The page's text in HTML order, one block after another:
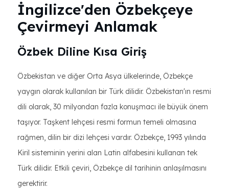
İngilizce'den Özbekçeye
Çevirmeyi Anlamak
Özbek Diline Kısa Giriş
Özbekistan ve diğer Orta Asya ülkelerinde, Özbekçe
yaygın olarak kullanılan bir Türk dilidir. Özbekistan'ın resmi
dili olarak, 30 milyondan fazla konuşmacı ile büyük önem
taşıyor. Taşkent lehçesi resmi formun temeli olmasına
rağmen, dilin bir dizi lehçesi vardır. Özbekçe, 1993 yılında
Kiril sisteminin yerini alan Latin alfabesini kullanan tek
Türk dilidir. Etkili çeviri, Özbekçe dil tarihinin anlaşılmasını
gerektirir.